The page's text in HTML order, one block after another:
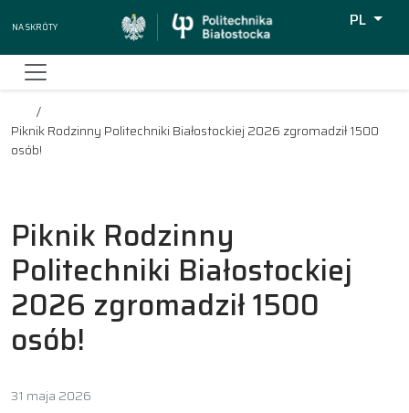
Na skróty
PL
Piknik Rodzinny Politechniki Białostockiej 2026 zgromadził 1500
osób!
Piknik Rodzinny
Politechniki Białostockiej
2026 zgromadził 1500
osób!
31 maja 2026